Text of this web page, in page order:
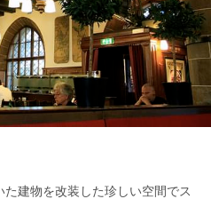
建物を改装した珍しい空間でス